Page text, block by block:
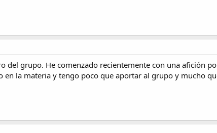
del grupo. He comenzado recientemente con una afición
en la materia y tengo poco que aportar al grupo y mucho